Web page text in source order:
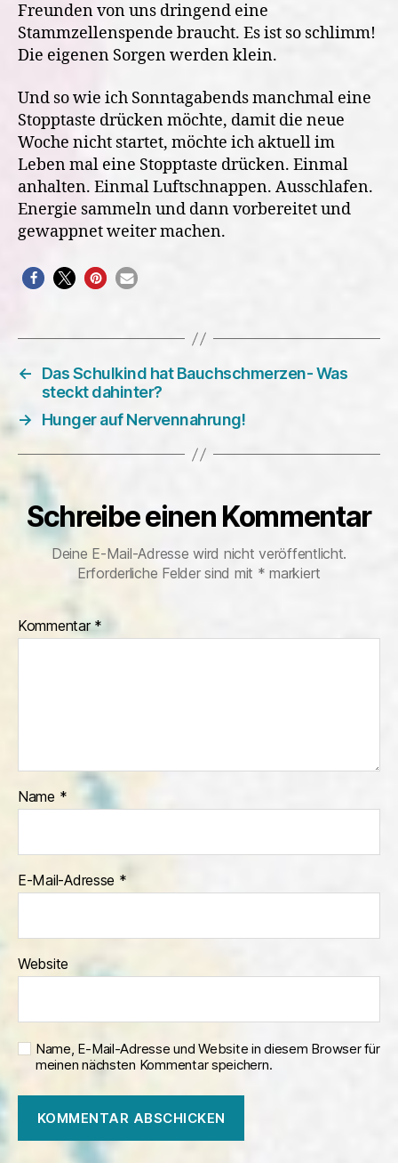
Freunden von uns dringend eine
Stammzellenspende braucht. Es ist so schlimm!
Die eigenen Sorgen werden klein.
Und so wie ich Sonntagabends manchmal eine
Stopptaste drücken möchte, damit die neue
Woche nicht startet, möchte ich aktuell im
Leben mal eine Stopptaste drücken. Einmal
anhalten. Einmal Luftschnappen. Ausschlafen.
Energie sammeln und dann vorbereitet und
gewappnet weiter machen.
←
Das Schulkind hat Bauchschmerzen- Was
steckt dahinter?
→
Hunger auf Nervennahrung!
Schreibe einen Kommentar
Deine E-Mail-Adresse wird nicht veröffentlicht.
Erforderliche Felder sind mit * markiert
Kommentar*
Name *
E-Mail-Adresse *
Website
Name, E-Mail-Adresse und Website in diesem Browser für
meinen nächsten Kommentar speichern.